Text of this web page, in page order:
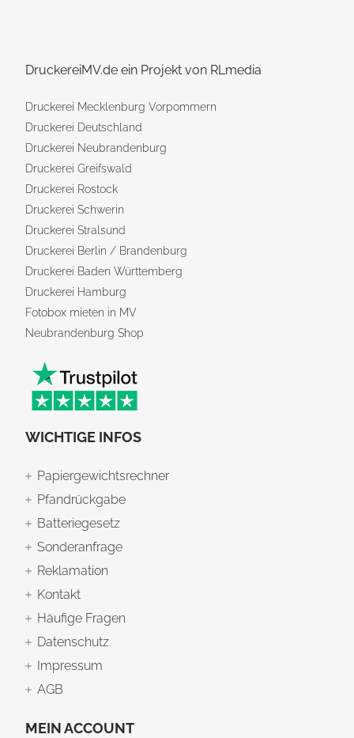
DruckereiMV.de ein Projekt von RLmedia
Druckerei Mecklenburg Vorpommern
Druckerei Deutschland
Druckerei Neubrandenburg
Druckerei Greifswald
Druckerei Rostock
Druckerei Schwerin
Druckerei Stralsund
Druckerei Berlin / Brandenburg
Druckerei Baden Württemberg
Druckerei Hamburg
Fotobox mieten in MV
Neubrandenburg Shop
WICHTIGE INFOS
Papiergewichtsrechner
Pfandrückgabe
Batteriegesetz
Sonderanfrage
Reklamation
Kontakt
Häufige Fragen
Datenschutz
Impressum
AGB
MEIN ACCOUNT